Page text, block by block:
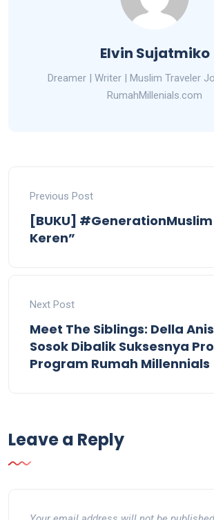
Elvin Sujatmiko
Dreamer | Writer | Muslim Traveler
RumahMillenials.com
Previous Post
[BUKU]
Keren”
Next Post
Meet The Siblings: Della
Sosok Dibalik Suksesnya
Program Rumah Millennials
Leave a Reply